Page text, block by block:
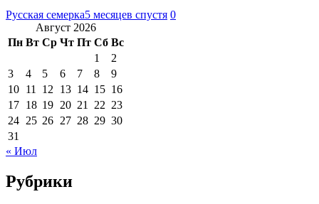
Русская семерка5 месяцев спустя 0
Август 2026
Пн Вт Ср Чт Пт Сб Вс
1
2
3
4 5 6 7 8
9
10 11 12 13 14 15 16
17 18 19 20 21 22 23
24 25 26 27 28 29 30
31
« Июл
Рубрики